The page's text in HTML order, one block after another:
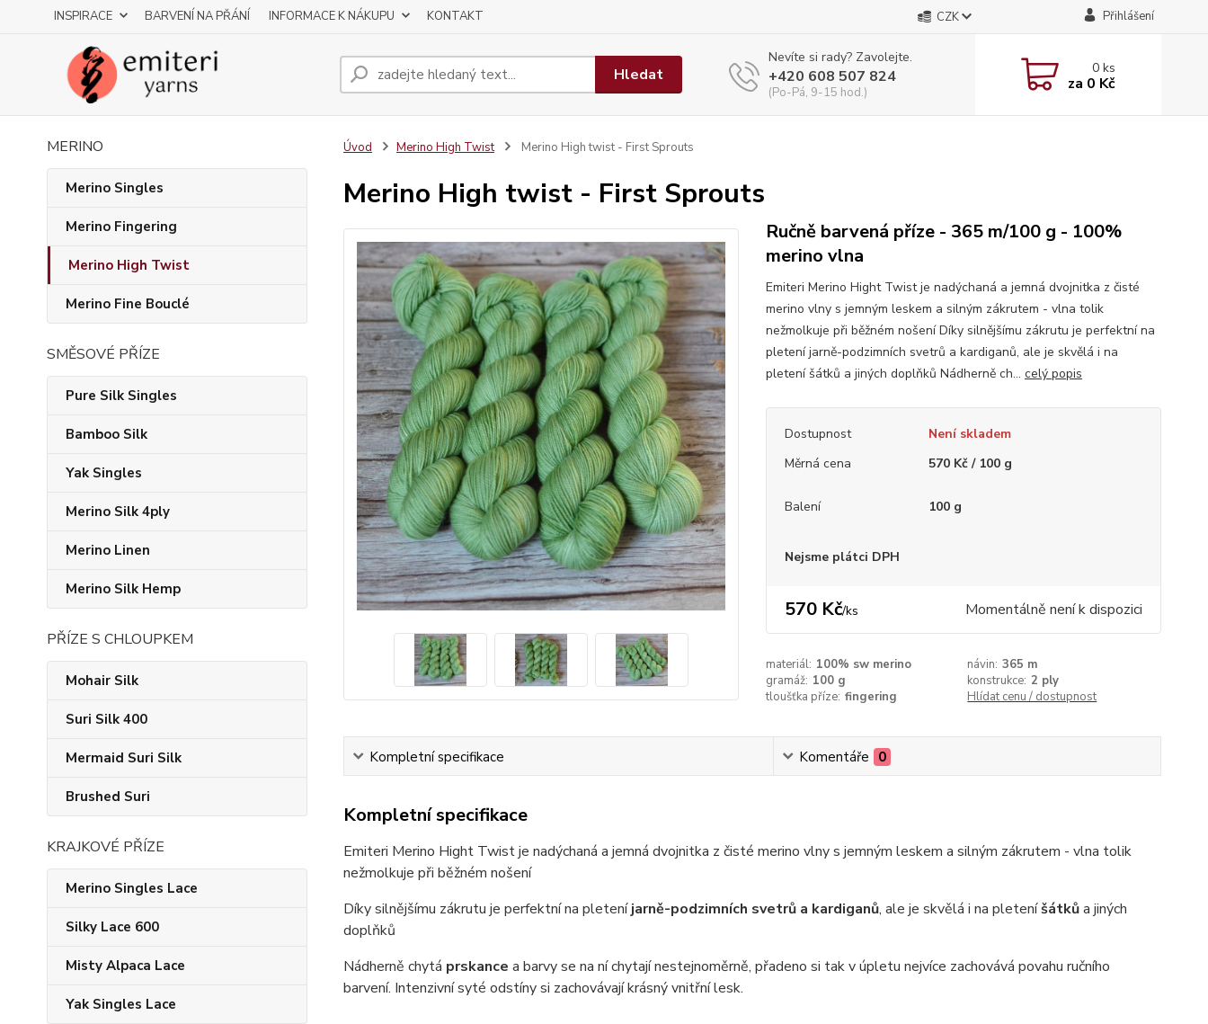
INSPIRACE BARVENÍ NA PŘÁNÍ INFORMACE K NÁKUPU KONTAKT CZK Přihlášení
Hledat
Nevíte si rady? Zavolejte.
+420 608 507 824
(Po-Pá, 9-15 hod.)
0ks
za 0 Kč
MERINO
Merino Singles
Merino Fingering
Merino High Twist
Merino Fine Bouclé
SMĚSOVÉ PŘÍZE
Pure Silk Singles
Bamboo Silk
Yak Singles
Merino Silk 4ply
Merino Linen
Merino Silk Hemp
PŘÍZE S CHLOUPKEM
Mohair Silk
Suri Silk 400
Mermaid Suri Silk
Brushed Suri
KRAJKOVÉ PŘÍZE
Merino Singles Lace
Silky Lace 600
Misty Alpaca Lace
Yak Singles Lace
Úvod Merino High Twist Merino High twist - First Sprouts
Merino High twist - First Sprouts
Ručně barvená příze - 365 m/100 g - 100%
merino vlna
Emiteri Merino Hight Twist je nadýchaná a jemná dvojnitka z čisté
merino vlny s jemným leskem a silným zákrutem - vlna tolik
nežmolkuje při běžném nošení Díky silnějšímu zákrutu je perfektní na
pletení jarně-podzimních svetrů a kardiganů, ale je skvělá i na
pletení šátků a jiných doplňků Nádherně ch... celý popis
Dostupnost
Není skladem
Měrná cena
570 Kč / 100 g
Balení 100 g
Nejsme plátci DPH
570 Kč/ks Momentálně není k dispozici
materiál: 100% sw merino návin: 365 m
gramáž: 100 g konstrukce: 2 ply
tloušťka příze: fingering Hlídat cenu / dostupnost
Kompletní specifikace Komentáře 0
Kompletní specifikace
Emiteri Merino Hight Twist je nadýchaná a jemná dvojnitka z čisté merino vlny s jemným leskem a silným zákrutem - vlna tolik
nežmolkuje při běžném nošení
Díky silnějšímu zákrutu je perfektní na pleteníjarně-podzimních svetrů a kardiganů, ale je skvělá i na pleteníšátkůa jiných
doplňků
Nádherně chytá prskance a barvy se na ní chytají nestejnoměrně, přadeno si tak v úpletu nejvíce zachovává povahu ručního
barvení. Intenzivní syté odstíny si zachovávají krásný vnitřní lesk.